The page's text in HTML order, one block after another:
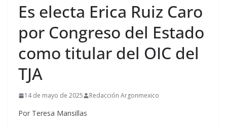
Es electa Erica Ruiz Caro
por Congreso del Estado
como titular del OIC del
TJA
14 de mayo de 2025 Redacción Argonmexico
Por Teresa Mansillas